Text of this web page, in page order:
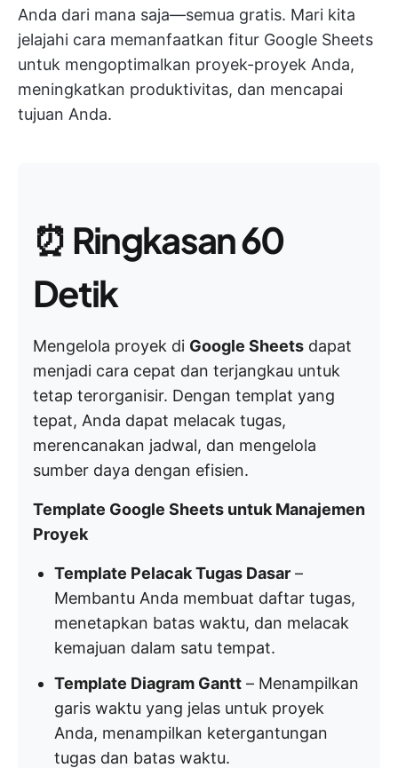
Anda dari mana saja—semua gratis. Mari kita
jelajahi cara memanfaatkan fitur Google Sheets
untuk mengoptimalkan proyek-proyek Anda,
meningkatkan produktivitas, dan mencapai
tujuan Anda.
⏰ Ringkasan 60
Detik
Mengelola proyek di Google Sheets dapat
menjadi cara cepat dan terjangkau untuk
tetap terorganisir. Dengan templat yang
tepat, Anda dapat melacak tugas,
merencanakan jadwal, dan mengelola
sumber daya dengan efisien.
Template Google Sheets untuk Manajemen
Proyek
Template Pelacak Tugas Dasar –
Membantu Anda membuat daftar tugas,
menetapkan batas waktu, dan melacak
kemajuan dalam satu tempat.
Template Diagram Gantt – Menampilkan
garis waktu yang jelas untuk proyek
Anda, menampilkan ketergantungan
tugas dan batas waktu.